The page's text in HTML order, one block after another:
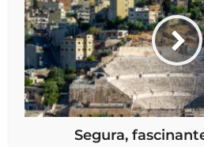
Segura,